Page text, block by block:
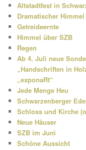
n
Altstadtfest in
Dramatischer Himmel
Getreideernte
Himmel über SZB
Regen
Ab 4. Juli neue
„Handschriften in
„exponaRt“
Jede Menge Heu
Schwarzenberger
Schloss und Kirche
Neue Häuser
SZB im Juni
Schöne Aussicht